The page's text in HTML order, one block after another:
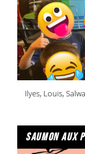
Ilyes, Louis,
saumon aux